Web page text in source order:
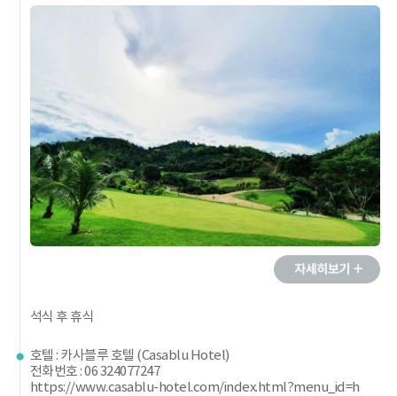
석식 후 휴식
호텔 : 카사블루 호텔 (Casablu Hotel)
전화번호 : 06 324077247
https://www.casablu-hotel.com/index.html?menu_id=h